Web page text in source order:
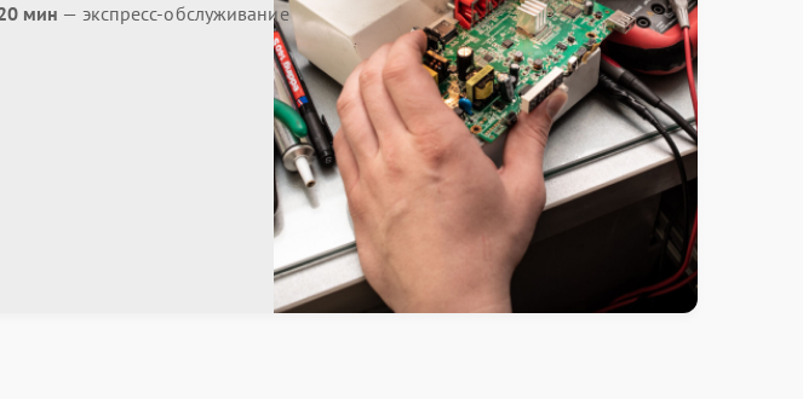
мин — экспресс-обслуживание